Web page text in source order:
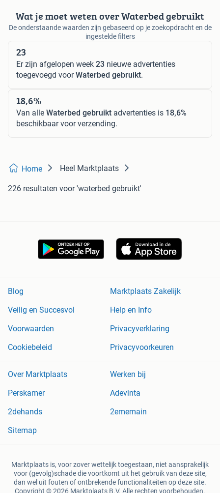
Wat je moet weten over Waterbed gebruikt
De onderstaande waarden zijn gebaseerd op je zoekopdracht en de
ingestelde filters
23
Er zijn afgelopen week 23 nieuwe advertenties
toegevoegd voorWaterbed gebruikt.
18,6%
Van alle Waterbed gebruikt advertenties is 18,6%
beschikbaar voor verzending.
Home Heel Marktplaats
226 resultaten voor 'waterbed gebruikt'
Blog
Marktplaats Zakelijk
Veilig en Succesvol
Help en Info
Voorwaarden
Privacyverklaring
Cookiebeleid
Privacyvoorkeuren
Over Marktplaats
Werken bij
Perskamer
Adevinta
2dehands
2ememain
Sitemap
Marktplaats is, voor zover wettelijk toegestaan, niet aansprakelijk
voor (gevolg)schade die voortkomt uit het gebruik van deze site,
dan wel uit fouten of ontbrekende functionaliteiten op deze site.
Copyright © 2026 Marktplaats B.V. Alle rechten voorbehouden.